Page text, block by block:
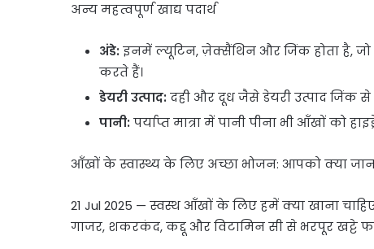
अन्य महत्वपूर्ण खाद्य पदार्थ
अंडे: इनमें ल्यूटिन, ज़ेक्सैंथिन और जिंक होता है,
करते हैं।
डेयरी उत्पाद: दही और दूध जैसे डेयरी उत्पाद जिंक से
पानी: पर्याप्त मात्रा में पानी पीना भी आँखों को
आँखों के स्वास्थ्य के लिए अच्छा भोजन: आपको क्या
21 Jul 2025 — स्वस्थ आँखों के लिए हमें क्या खाना
गाजर, शकरकंद, कद्दू और विटामिन सी से भरपूर खट्टे